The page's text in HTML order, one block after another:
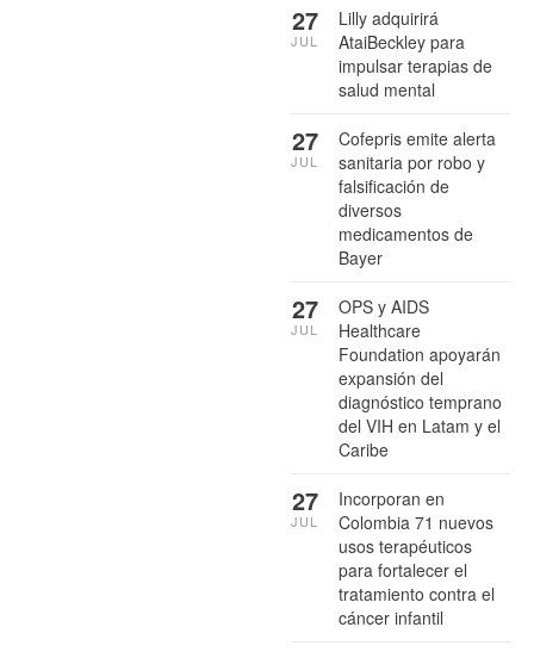
Lilly adquirirá
AtaiBeckley para
impulsar terapias de
salud mental
27
JUL
Cofepris emite alerta
sanitaria por robo y
falsificación de
diversos
medicamentos de
Bayer
27
JUL
OPS y AIDS
Healthcare
Foundation apoyarán
expansión del
diagnóstico temprano
del VIH en Latam y el
Caribe
27
JUL
Incorporan en
Colombia 71 nuevos
usos terapéuticos
para fortalecer el
tratamiento contra el
cáncer infantil
27
JUL